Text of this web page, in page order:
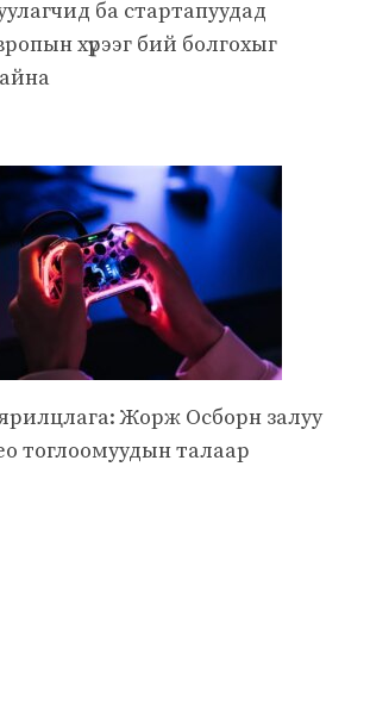
ба стартапуудад
хүрээг бий болгохыг
Жорж Осборн залуу
тоглоомуудын талаар